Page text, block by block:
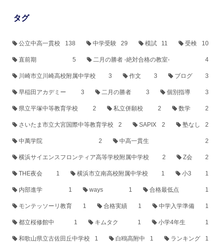
タグ
公立中高一貫校 138 中学受験 29 模試 11 受検 10
直前期 5 二月の勝者 -絶対合格の教室- 4
川崎市立川崎高校附属中学校 3 作文 3 ブログ 3
早稲田アカデミー 3 二月の勝者 3 個別指導 3
県立平塚中等教育学校 2 私立併願校 2 数学 2
さいたま市立大宮国際中等教育学校 2 SAPIX 2 塾なし 2
中萬学院 2 中高一貫生 2
横浜サイエンスフロンティア高等学校附属中学校 2 Z会 2
THE夜会 1 横浜市立南高校附属中学校 1 小3 1
内部進学 1 ways 1 合格最低点 1
モンテッソーリ教育 1 合格実績 1 中学入学準備 1
都立桜修館中 1 キムタク 1 小学4年生 1
和歌山県立古佐田丘中学校 1 白鴎高附中 1 ランキング 1